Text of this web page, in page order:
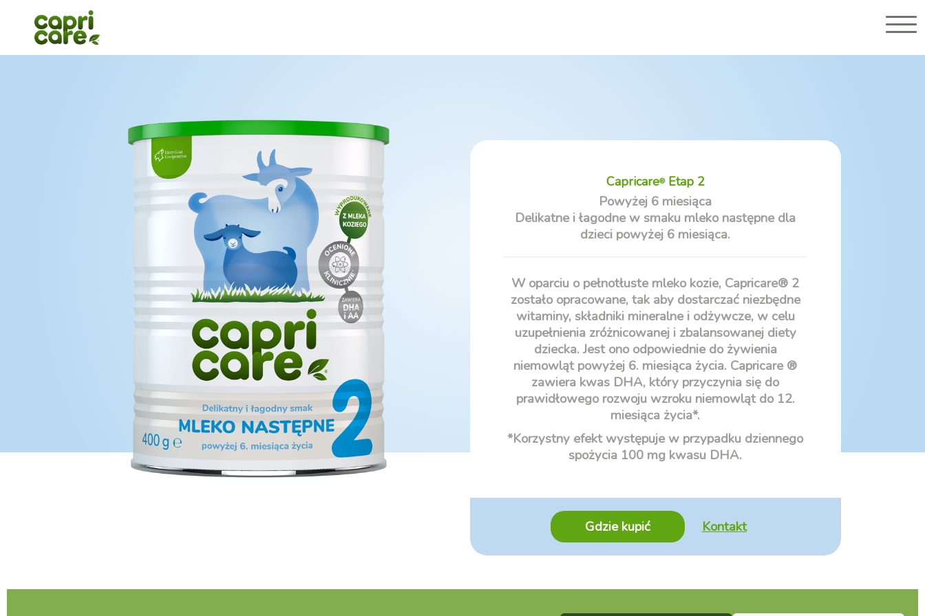
Dlaczego Capricare® 2 lub 3?
Nasze produkty
Porady dla rodziców
Strefa dla specjalistów
Capricare®Etap 2
Powyżej 6 miesiąca
Delikatne i łagodne w smaku mleko następne dla
dzieci powyżej 6 miesiąca.
W oparciu o pełnotłuste mleko kozie, Capricare® 2
zostało opracowane, tak aby dostarczać niezbędne
witaminy, składniki mineralne i odżywcze, w celu
uzupełnienia zróżnicowanej i zbalansowanej diety
dziecka. Jest ono odpowiednie do żywienia
niemowląt powyżej 6. miesiąca życia. Capricare ®
zawiera kwas DHA, który przyczynia się do
prawidłowego rozwoju wzroku niemowląt do 12.
miesiąca życia*.
*Korzystny efekt występuje w przypadku dziennego
spożycia 100 mg kwasu DHA.
Gdzie kupić Kontakt